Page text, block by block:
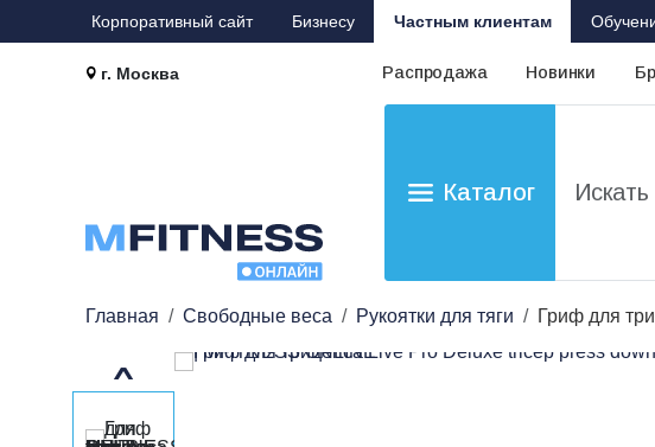
Корпоративный сайт Бизнесу Частным клиентам
г. Москва Распродажа Новинки
Каталог
Главная Свободные веса Рукоятки для тяги Гриф для